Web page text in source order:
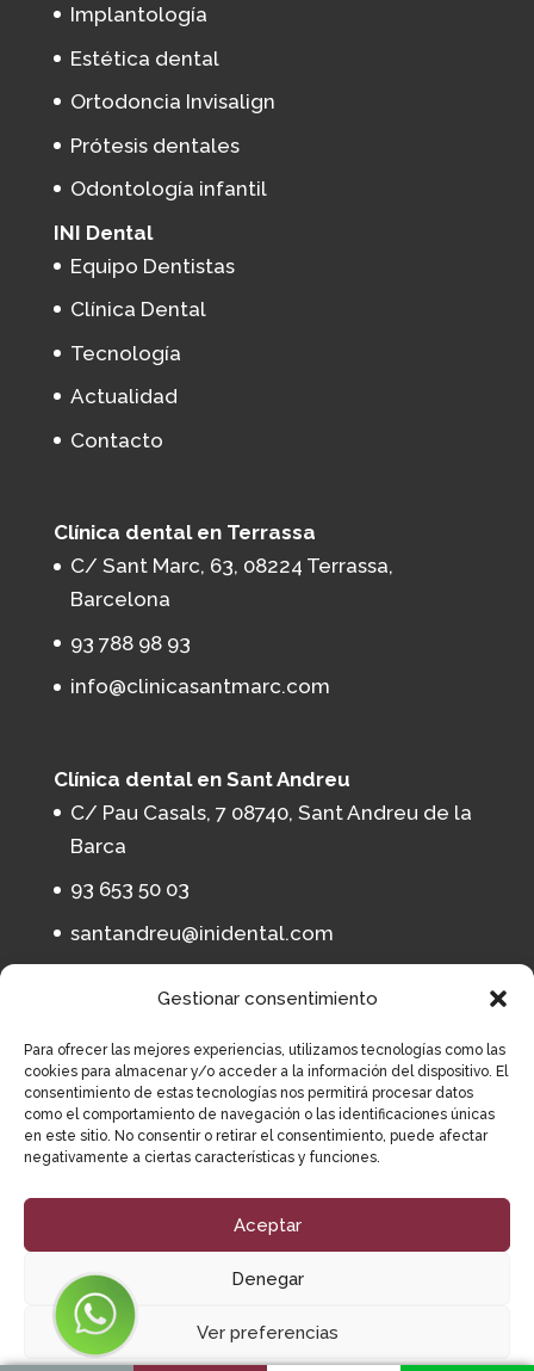
Gestionar consentimiento
Para ofrecer las mejores experiencias, utilizamos tecnologías como las
cookies para almacenar y/o acceder a la información del dispositivo. El
consentimiento de estas tecnologías nos permitirá procesar datos
como el comportamiento de navegación o las identificaciones únicas
en este sitio. No consentir o retirar el consentimiento, puede afectar
negativamente a ciertas características y funciones.
Aceptar
Denegar
Ver preferencias
Implantología
Estética dental
Ortodoncia Invisalign
Prótesis dentales
Odontología infantil
INI Dental
Equipo Dentistas
Clínica Dental
Tecnología
Actualidad
Contacto
Clínica dental en Terrassa
C/ Sant Marc, 63, 08224 Terrassa,
Barcelona
93 788 98 93
info@clinicasantmarc.com
Clínica dental en Sant Andreu
C/ Pau Casals, 7 08740, Sant Andreu de la
Barca
93 653 50 03
santandreu@inidental.com
C/ Calderón, 194, 08201, Sabadell,
Barcelona
93 164 11 65
Institut Implantològic Dental 2023